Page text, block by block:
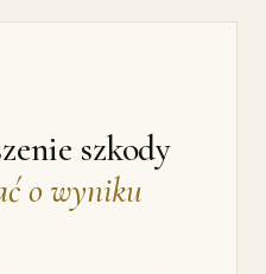
szkody
o wyniku